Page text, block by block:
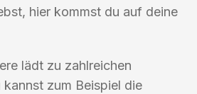
hier kommst du auf deine
lädt zu zahlreichen
zum Beispiel die